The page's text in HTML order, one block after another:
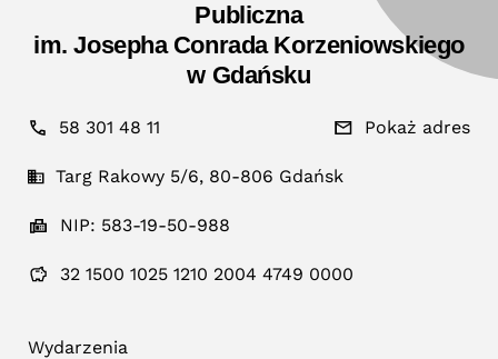
Publiczna
im. Josepha Conrada Korzeniowskiego
w Gdańsku
58 301 48 11 Pokaż adres
Targ Rakowy 5/6, 80-806 Gdańsk
NIP: 583-19-50-988
32 1500 1025 1210 2004 4749 0000
Wydarzenia